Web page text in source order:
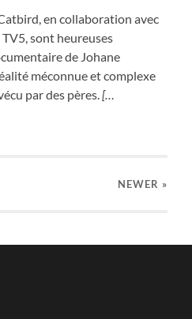
en collaboration avec
sont heureuses
de Johane
méconnue et complexe
par des pères.[…
NEWER »